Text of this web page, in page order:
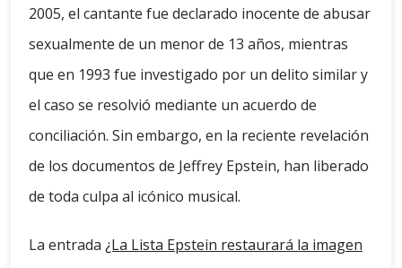
2005, el cantante fue declarado inocente de abusar
sexualmente de un menor de 13 años, mientras
que en 1993 fue investigado por un delito similar y
el caso se resolvió mediante un acuerdo de
conciliación. Sin embargo, en la reciente revelación
de los documentos de Jeffrey Epstein, han liberado
de toda culpa al icónico musical.
La entrada ¿La Lista Epstein restaurará la imagen